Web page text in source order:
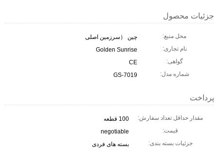
جزئیات محصول
محل منبع:
چین （سرزمین اصلی
نام تجاری:
Golden Sunrise
گواهی:
CE
شماره مدل:
GS-7019
پرداخت
مقدار حداقل تعداد سفارش:
100 قطعه
قیمت:
negotiable
جزئیات بسته بندی:
بسته های فردی